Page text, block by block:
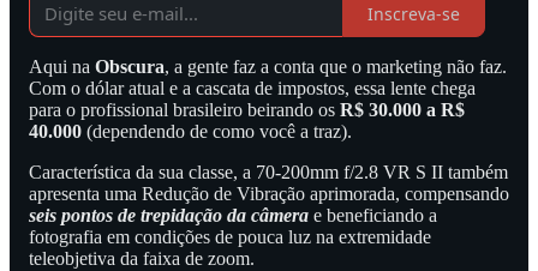
Inscreva-se
Aqui na Obscura, a gente faz a conta que o marketing não faz.
Com o dólar atual e a cascata de impostos, essa lente chega
para o profissional brasileiro beirando os R$ 30.000 a R$
40.000 (dependendo de como você a traz).
Característica da sua classe, a 70-200mm f/2.8 VR S II também
apresenta uma Redução de Vibração aprimorada, compensando
seis pontos de trepidação da câmera e beneficiando a
fotografia em condições de pouca luz na extremidade
teleobjetiva da faixa de zoom.